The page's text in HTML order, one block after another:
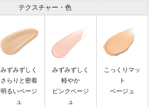
テクスチャー・色
みずみずしく
さらりと密着
明るいベージ
ュ
みずみずしく
軽やか
ピンクベージ
ュ
こっくりマッ
ト
ベージュ